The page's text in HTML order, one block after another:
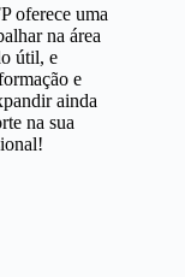
oferece uma
na área
útil, e
e
ainda
na sua